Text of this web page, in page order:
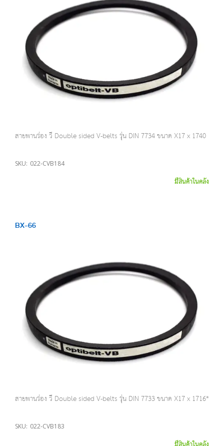
สายพานร่อง วี Double sided V-belts รุ่น DIN 7734 ขนาด X17 x 1740
SKU: 022-CVB184
มีสินค้าในคลัง
BX-66
สายพานร่อง วี Double sided V-belts รุ่น DIN 7733 ขนาด X17 x 1716*
SKU: 022-CVB183